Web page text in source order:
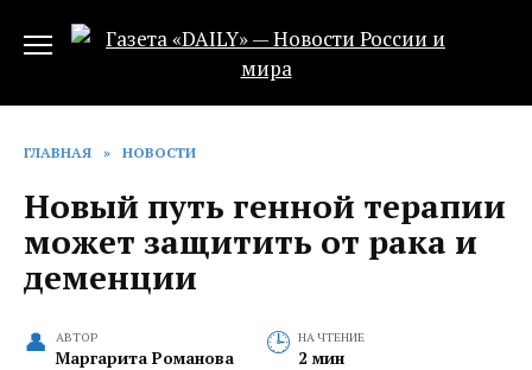
ГЛАВНАЯ » НОВОСТИ
Новый путь генной терапии
может защитить от рака и
деменции
АВТОР
Маргарита Романова
НА ЧТЕНИЕ
2 мин